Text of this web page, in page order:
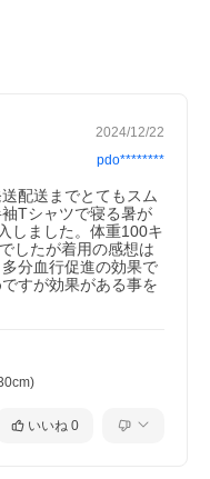
注企画の
カバリーウェア。
いてもさらっとした肌触
2024/12/22
pdo********
配送までとてもスム
Tシャツで寝る暑が
しました。体重100キ
したが着用の感想は
分血行促進の効果で
すが効果がある事を
いいね 0